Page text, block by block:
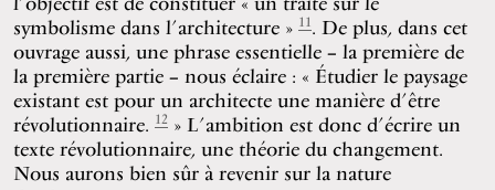
symbolisme dans l’architecture » 11. De plus, dans cet
ouvrage aussi, une phrase essentielle – la première de
la première partie – nous éclaire : « Étudier le paysage
existant est pour un architecte une manière d’être
révolutionnaire. 12» L’ambition est donc d’écrire un
texte révolutionnaire, une théorie du changement.
Nous aurons bien sûr à revenir sur la nature